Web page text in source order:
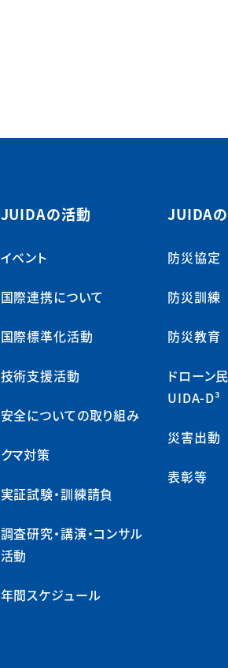
JUIDAの活動
イベント
国際連携について
国際標準化活動
技術支援活動
安全についての取り組み
クマ対策
実証試験・訓練請負
調査研究・講演・コンサル
活動
年間スケジュール
JUIDA
防災協定
防災訓練
防災教育
ドローン
UIDA-D³
災害出動
表彰等